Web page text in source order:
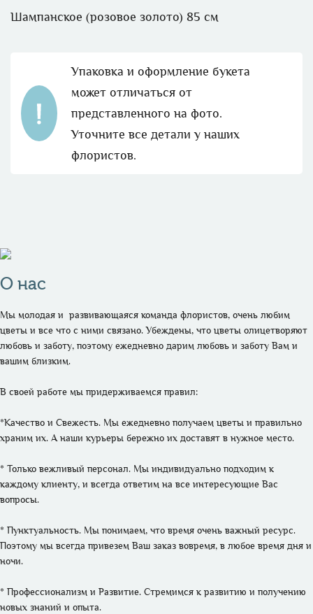
Шампанское (розовое золото) 85 см
Упаковка и оформление букета
может отличаться от
представленного на фото.
Уточните все детали у наших
флористов.
О нас
Мы молодая и  развивающаяся команда флористов, очень любим
цветы и все что с ними связано. Убеждены, что цветы олицетворяют
любовь и заботу, поэтому ежедневно дарим любовь и заботу Вам и
вашим близким.
В своей работе мы придерживаемся правил:
*Качество и Свежесть. Мы ежедневно получаем цветы и правильно
храним их. А наши курьеры бережно их доставят в нужное место.
* Только вежливый персонал. Мы индивидуально подходим к
каждому клиенту, и всегда ответим на все интересующие Вас
вопросы.
* Пунктуальность. Мы понимаем, что время очень важный ресурс.
Поэтому мы всегда привезем Ваш заказ вовремя, в любое время дня и
ночи.
* Профессионализм и Развитие. Стремимся к развитию и получению
новых знаний и опыта.